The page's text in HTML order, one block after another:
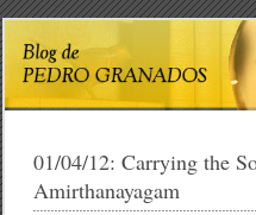
01/04/12:Carrying the
Amirthanayagam